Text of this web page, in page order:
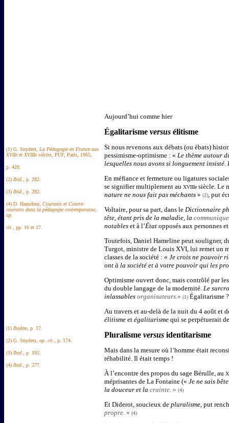
(1) G. Snyders, La Pédagogie en France aux
XVIIe et XVIIIe siècles , PUF, Paris, 1965,
p. 420.
(2) Ibid. , p. 282.
(3) Ibid. , p. 282.
(4) D. Hameline, Courants et Contre-
courants dans la pédagogie contemporaine,
op.
cit. , pp. 16 et 17.
(1) Ibidem , p. 17.
(2) G. Snyders, op. cit. , p. 174.
(3) Ibid. , p. 192.
(4) Ibid. , p. 277.
Aujourd’hui comme hier
Égalitarisme versus élitisme
Si nous revenons aux débats (ou ébats)
pessimisme-optimisme : « Le thème autour
lesquelles nous avons si longuement
En méfiance et fermeture ou ligatures
se signifier multiplement au XVIIIe siècle. Le
nature ne nous fait pas méchants » (2), put
Voltaire, pour sa part, dans le Dictionnaire
tête, étant pris de la maladie, la
notables et à l’État opposés aux personnes
Toutefois, Daniel Hameline peut souligner,
Turgot, ministre de Louis XVI, lui remet un
classes de la société : « Je crois ne pouvoir
ont à la société et à votre pouvoir qui les
Optimisme ouvert donc, mais contrôlé par
du double langage de la modernité. Le
inlassables organisateurs.» (1) Égalitarisme
Au travers et au-delà de la nuit du 4 août et
élitisme et égalitarisme qui se perpétuerait
Pluralisme versus identitarisme
Mais dans la mesure où l’homme était
réhabilité. Il était temps !
À l’encontre des propos du sage Bérulle, au
méprisantes de La Fontaine (« Je ne sais
la douceur et la crainte. » (4)
Et Diderot, soucieux de pluralisme, put
propre. » (4)